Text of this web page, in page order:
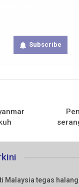
Subscribe
Malaysia tegas